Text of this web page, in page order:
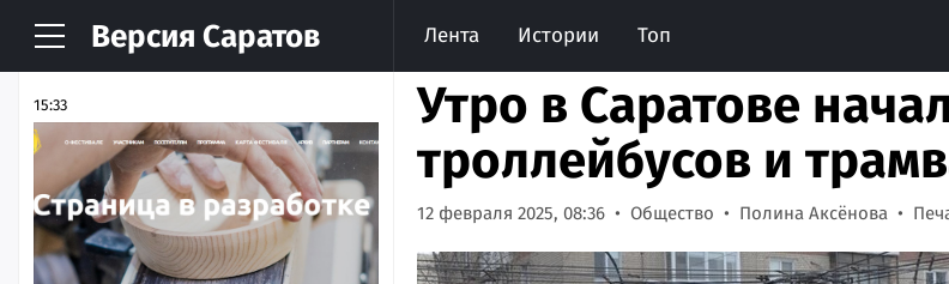
Версия Саратов Лента Истории Топ
НОВОСТИ АРХИВ
15:33
Утро в Саратове
троллейбусов и
12 февраля 2025, 08:36 Общество Полина Аксёнова